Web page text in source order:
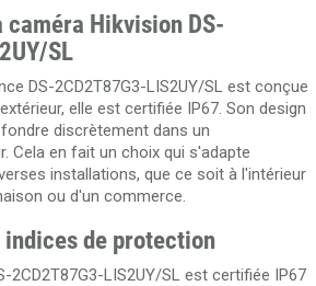
caméra Hikvision DS-
SL
DS-2CD2T87G3-LIS2UY/SL est conçue
elle est certifiée IP67. Son design
discrètement dans un
Cela en fait un choix qui s'adapte
installations, que ce soit à l'intérieur
ou d'un commerce.
de protection
2CD2T87G3-LIS2UY/SL est certifiée IP67